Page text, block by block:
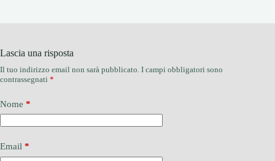
Lascia una risposta
Il tuo indirizzo email non sarà pubblicato. I campi obbligatori sono
contrassegnati *
Nome *
Email *